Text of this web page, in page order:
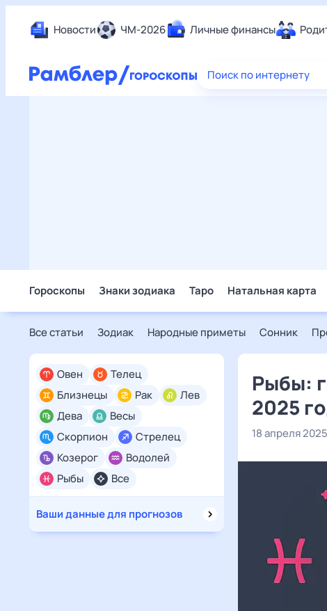
Новости ЧМ-2026 Личные финансы
Еда
Поиск по интернету
Гороскопы Знаки зодиака Таро Натальная карта
Все статьи Зодиак Народные приметы Сонник
Все
Овен
Телец
Близнецы
Рак
Лев
Дева
Весы
Скорпион
Стрелец
Козерог
Водолей
Рыбы
Ваши данные для прогнозов
Рыбы:
2025
18 апреля 2025